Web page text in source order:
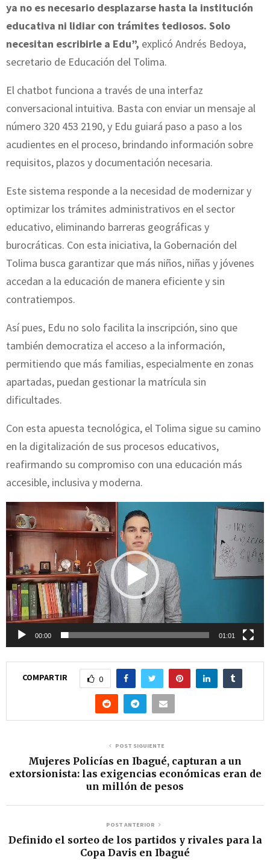
ya no es necesario desplazarse hasta la institución
educativa ni lidiar con trámites tediosos. Solo
necesitan escribirle a Edu”, explicó Andrés Bedoya,
secretario de Educación del Tolima.
El chatbot funciona a través de una interfaz
conversacional intuitiva. Basta con enviar un mensaje al
número 320 453 2190, y Edu guiará paso a paso a los
acudientes en el proceso, brindando información sobre
requisitos, plazos y documentación necesaria.
Este sistema responde a la necesidad de modernizar y
optimizar los trámites administrativos en el sector
educativo, eliminando barreras geográficas y
burocráticas. Con esta iniciativa, la Gobernación del
Tolima busca garantizar que más niños, niñas y jóvenes
accedan a la educación de manera eficiente y sin
contratiempos.
Así pues, Edu no solo facilita la inscripción, sino que
también democratiza el acceso a la información,
permitiendo que más familias, especialmente en zonas
apartadas, puedan gestionar la matrícula sin
dificultades.
Con esta apuesta tecnológica, el Tolima sigue su camino
en la digitalización de sus procesos educativos,
reafirmando su compromiso con una educación más
accesible, inclusiva y moderna.
R
e
o
d
u
d
00:00 01:01
COMPARTIR 0
POST SIGUIENTE
Mujeres Policías en Ibagué, capturan a un
extorsionista: las exigencias económicas eran de
un millón de pesos
POST ANTERIOR
Definido el sorteo de los partidos y rivales para la
Copa Davis en Ibagué